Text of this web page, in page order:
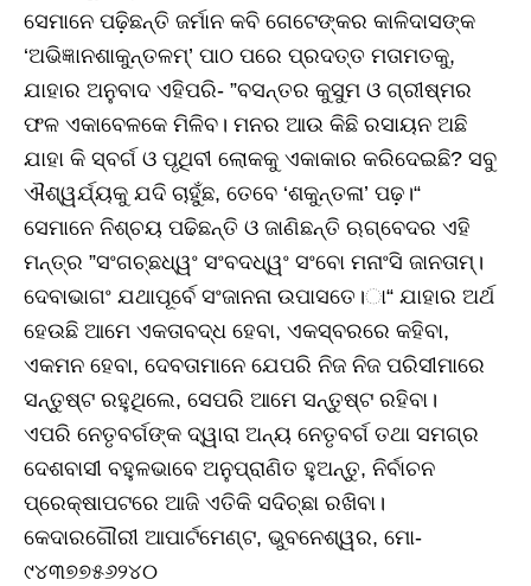
ସେମାନେ ପଢ଼ିଛନ୍ତି ଜର୍ମାନ କବି ଗେଟେଙ୍କର କାଳିଦାସଙ୍କ
‘ଅଭିଜ୍ଞାନଶାକୁନ୍ତଳମ୍‌’ ପାଠ ପରେ ପ୍ରଦତ୍ତ ମତାମତକୁ,
ଯାହାର ଅନୁବାଦ ଏହିପରି- ”ବସନ୍ତର କୁସୁମ ଓ ଗ୍ରୀଷ୍ମର
ଫଳ ଏକାବେଳକେ ମିଳିବ। ମନର ଆଉ କିଛି ରସାୟନ ଅଛି
ଯାହା କି ସ୍ବର୍ଗ ଓ ପୃଥିବୀ ଲୋକକୁ ଏକାକାର କରିଦେଇଛି? ସବୁ
ଐଶ୍ୱର୍ଯ୍ୟକୁ ଯଦି ଚାହୁଁଛ, ତେବେ ‘ଶକୁନ୍ତଳା’ ପଢ଼।“
ସେମାନେ ନିଶ୍ଚୟ ପଢିଛନ୍ତି ଓ ଜାଣିଛନ୍ତି ଋଗ୍‌ବେଦର ଏହି
ମନ୍ତ୍ର ”ସଂଗଚ୍ଛଧ୍ୱଂ ସଂବଦଧ୍ୱଂ ସଂବୋ ମନାଂସି ଜାନତାମ୍‌।
ଦେବାଭାଗଂ ଯଥାପୂର୍ବେ ସଂଜାନନା ଉପାସତେ।ା“ ଯାହାର ଅର୍ଥ
ହେଉଛି ଆମେ ଏକତାବଦ୍ଧ ହେବା, ଏକସ୍ବରରେ କହିବା,
ଏକମନ ହେବା, ଦେବତାମାନେ ଯେପରି ନିଜ ନିଜ ପରିସୀମାରେ
ସନ୍ତୁଷ୍ଟ ରହୁଥିଲେ, ସେପରି ଆମେ ସନ୍ତୁଷ୍ଟ ରହିବା।
ଏପରି ନେତୃବର୍ଗଙ୍କ ଦ୍ୱାରା ଅନ୍ୟ ନେତୃବର୍ଗ ତଥା ସମଗ୍ର
ଦେଶବାସୀ ବହୁଳଭାବେ ଅନୁପ୍ରାଣିତ ହୁଅନ୍ତୁ, ନିର୍ବାଚନ
ପ୍ରେକ୍ଷାପଟରେ ଆଜି ଏତିକି ସଦିଚ୍ଛା ରଖିବା।
କେଦାରଗୌରୀ ଆପାର୍ଟମେଣ୍ଟ, ଭୁବନେଶ୍ୱର, ମୋ-
୯୪୩୭୭୫୬୨୪୦